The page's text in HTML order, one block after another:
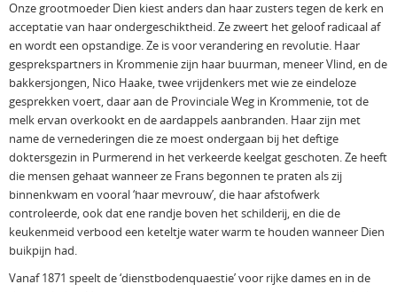
Onze grootmoeder Dien kiest anders dan haar zusters tegen de kerk en
acceptatie van haar ondergeschiktheid. Ze zweert het geloof radicaal af
en wordt een opstandige. Ze is voor verandering en revolutie. Haar
gesprekspartners in Krommenie zijn haar buurman, meneer Vlind, en de
bakkersjongen, Nico Haake, twee vrijdenkers met wie ze eindeloze
gesprekken voert, daar aan de Provinciale Weg in Krommenie, tot de
melk ervan overkookt en de aardappels aanbranden. Haar zijn met
name de vernederingen die ze moest ondergaan bij het deftige
doktersgezin in Purmerend in het verkeerde keelgat geschoten. Ze heeft
die mensen gehaat wanneer ze Frans begonnen te praten als zij
binnenkwam en vooral ‘haar mevrouw’, die haar afstofwerk
controleerde, ook dat ene randje boven het schilderij, en die de
keukenmeid verbood een keteltje water warm te houden wanneer Dien
buikpijn had.
Vanaf 1871 speelt de ‘dienstbodenquaestie’ voor rijke dames en in de